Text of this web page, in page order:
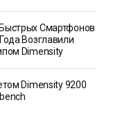
Смартфонов
Возглавили
Dimensity
Dimensity 9200